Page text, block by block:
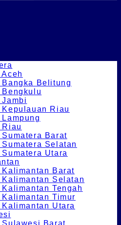
Belitung
Riau
Barat
Selatan
Utara
Barat
Selatan
Tengah
Timur
Utara
Sulawesi Barat